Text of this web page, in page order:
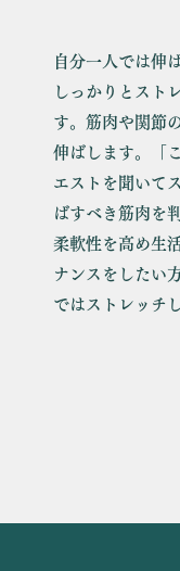
自分一人では伸
しっかりとスト
す。筋肉や関節
伸ばします。「
エストを聞いて
ばすべき筋肉を
柔軟性を高め生
ナンスをしたい
ではストレッチ